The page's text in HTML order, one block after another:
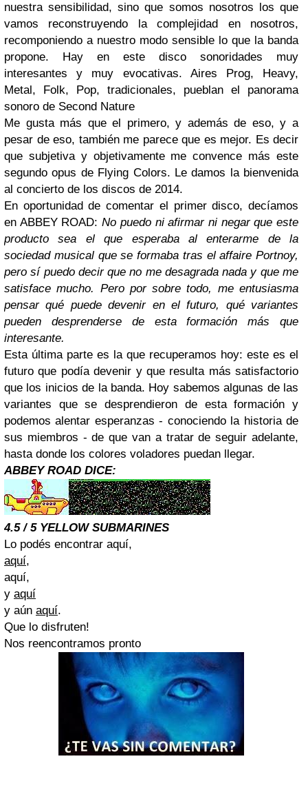
nuestra sensibilidad, sino que somos nosotros los que
vamos reconstruyendo la complejidad en nosotros,
recomponiendo a nuestro modo sensibl e lo que la banda
propone. Hay en este disco sonoridades muy
interesantes y muy evocativas. Aires Prog, Heavy,
Metal, Folk, Pop, tradicionales, pueblan el panorama
sonoro de Second Nature
Me gusta más que el primero, y además de eso, y a
pesar de eso, también me parece que es mejor. Es decir
que subjetiva y objetivamente me convence más este
segundo opus de Flying Colors. Le damos la bienvenida
al concierto de los discos de 2014.
En oportunidad de comentar el primer disco, decíamos
en ABBEY ROAD:No puedo ni afirmar ni negar que este
producto sea el que esperaba al enterarme de la
sociedad musical que se formaba tras el affaire Portnoy,
pero sí puedo decir que no me desagrada nada y que me
satisface mucho. Pero por sobre todo, me entusiasma
pensar qué puede devenir en el futuro, qué variantes
pueden desprenderse de esta formación más que
interesante.
Esta última parte es la que recuperamos hoy: este es el
futuro que podía devenir y que resulta más satisfactorio
que los inicios de la banda. Hoy sabemos algunas de las
variantes quese desprendieron de esta formación y
podemos alentar esperanzas - conociendo la historia de
sus miembros - de que van a tratar de seguir adelante,
hasta donde los colores voladores puedan llegar.
ABBEY ROAD DICE:
4.5 / 5 YELLOW SUBMARINES
Lo podés encontrar aquí,
aquí,
aquí,
y aquí
y aún aquí.
Que lo disfruten!
Nos reencontramos pronto